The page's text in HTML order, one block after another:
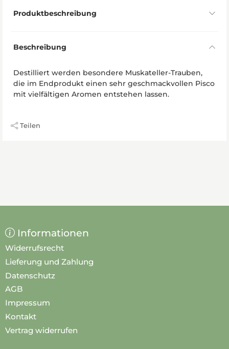
Produktbeschreibung
Beschreibung
Destilliert werden besondere Muskateller-Trauben,
die im Endprodukt einen sehr geschmackvollen Pisco
mit vielfältigen Aromen entstehen lassen.
Teilen
Informationen
Widerrufsrecht
Lieferung und Zahlung
Datenschutz
AGB
Impressum
Kontakt
Vertrag widerrufen